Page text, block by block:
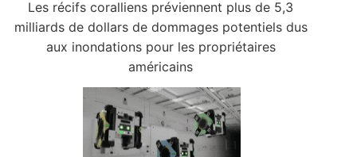
Les récifs coralliens préviennent plus de 5,3
milliards de dollars de dommages potentiels dus
aux inondations pour les propriétaires
américains